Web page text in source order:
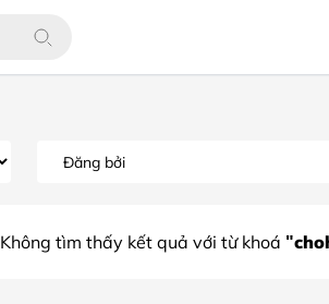
Không tìm thấy kết quả với từ khoá